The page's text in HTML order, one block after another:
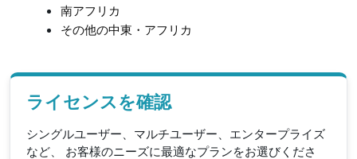
南アフリカ
その他の中東・アフリカ
ライセンスを確認
シングルユーザー、マルチユーザー、エンタープライズ
など、 お客様のニーズに最適なプランをお選びくださ